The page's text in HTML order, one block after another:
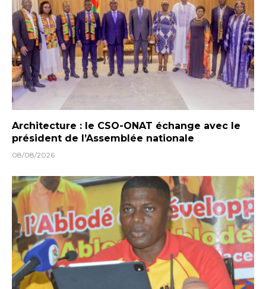
Architecture : le CSO-ONAT échange avec le
président de l’Assemblée nationale
08/08/2026